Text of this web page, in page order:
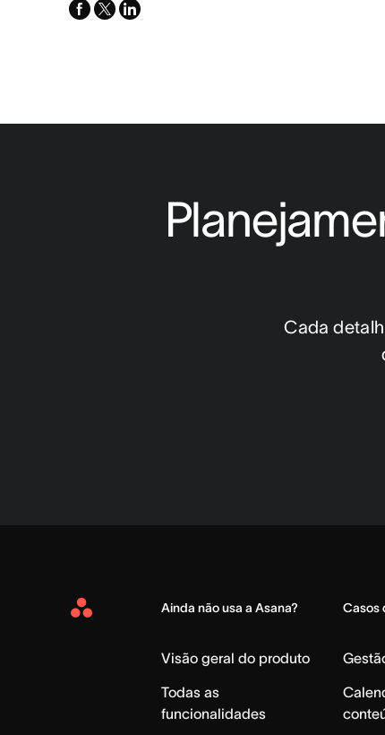
facebook
x-
linkedin
Cada
Asana
Ainda não usa a Asana?
Visão geral do produto
Todas as
funcionalidades
Casos